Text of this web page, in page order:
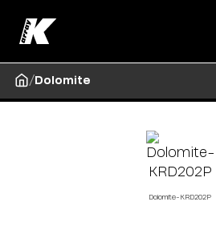
/ Dolomite
Dolomite-KRD202P